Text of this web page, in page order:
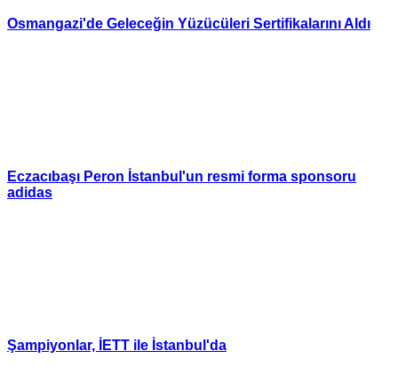
Osmangazi'de Geleceğin Yüzücüleri Sertifikalarını Aldı
Eczacıbaşı Peron İstanbul'un resmi forma sponsoru
adidas
Şampiyonlar, İETT ile İstanbul'da